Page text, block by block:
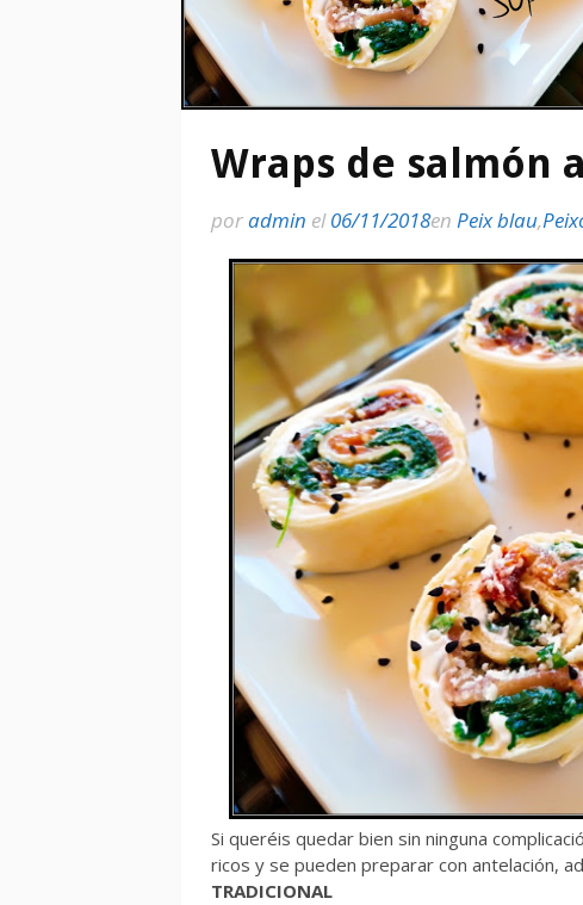
Wraps de salmón
poradmin el06/11/2018en Peix blau,
Si queréis quedar bien sin ninguna
ricos y se pueden preparar con antelación,
TRADICIONAL